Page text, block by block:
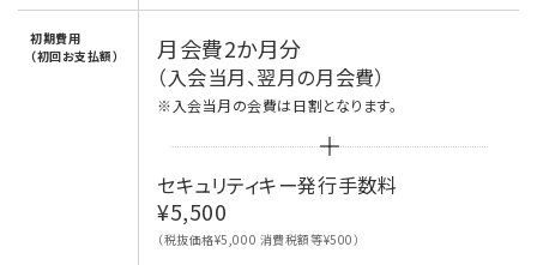
初期費用
（初回お支払額）
月会費2か月分
（入会当月、翌月の月会費）
※入会当月の会費は日割となります。
セキュリティキー発行手数料
¥5,500
（税抜価格¥5,000 消費税額等¥500）